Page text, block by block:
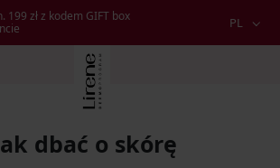
199 zł z kodem GIFT box
PL
dbać o skórę